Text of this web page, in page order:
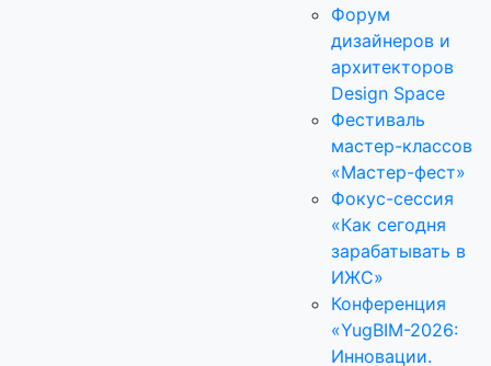
Форум
дизайнеров и
архитекторов
Design Space
Фестиваль
мастер-классов
«Мастер-фест»
Фокус-сессия
«Как сегодня
зарабатывать в
ИЖС»
Конференция
«YugBIM-2026:
Инновации.